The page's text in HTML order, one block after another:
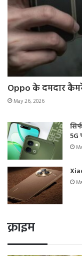
Oppo के दमदार
May 26, 2026
5G
क्राइम